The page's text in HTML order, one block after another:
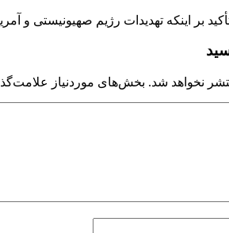
بر اینکه تهدیدات رژیم صهیونیستی و
نخواهد شد. بخش‌های موردنیاز